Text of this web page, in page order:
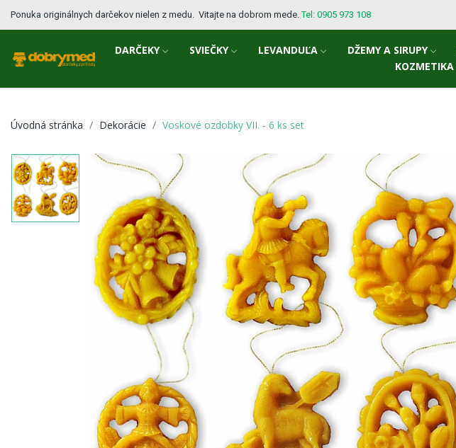
Ponuka originálnych darčekov nielen z medu. Vitajte na dobrom mede.Tel: 0905 973 108
DARČEKY SVIEČKY LEVANDUĽA DŽEMY A SIRUPY
KOZMETIKA
Úvodná stránka Dekorácie Voskové ozdobky VII. - 6 ks set